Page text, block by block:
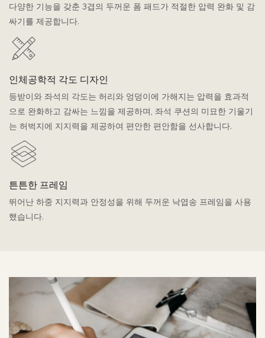
다양한 기능을 갖춘 3겹의 두꺼운 폼 패드가 적절한 압력 완화 및 감
싸기를 제공합니다.
인체공학적 각도 디자인
등받이와 좌석의 각도는 허리와 엉덩이에 가해지는 압력을 효과적
으로 완화하고 감싸는 느낌을 제공하며, 좌석 쿠션의 미묘한 기울기
는 허벅지에 지지력을 제공하여 편안한 편안함을 선사합니다.
튼튼한 프레임
뛰어난 하중 지지력과 안정성을 위해 두꺼운 낙엽송 프레임을 사용
했습니다.